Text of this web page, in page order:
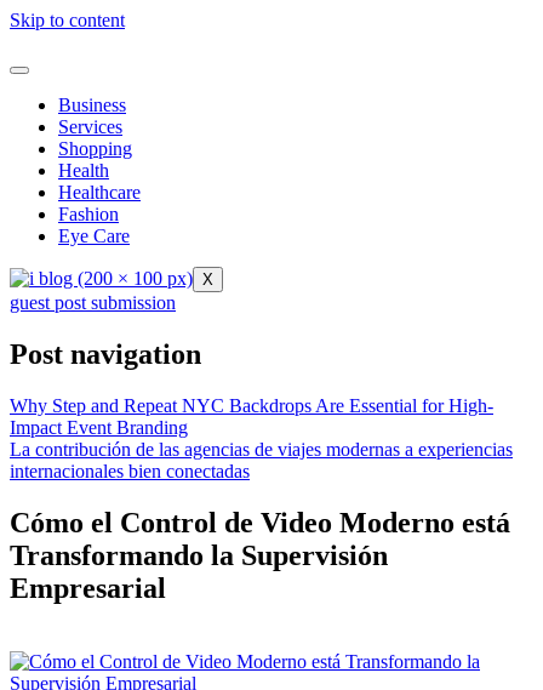
Skip to content
Business
Services
Shopping
Health
Healthcare
Fashion
Eye Care
X
guest post submission
Post navigation
Why Step and Repeat NYC Backdrops Are Essential for High-
Impact Event Branding
La contribución de las agencias de viajes modernas a experiencias
internacionales bien conectadas
Cómo el Control de Video Moderno está
Transformando la Supervisión
Empresarial